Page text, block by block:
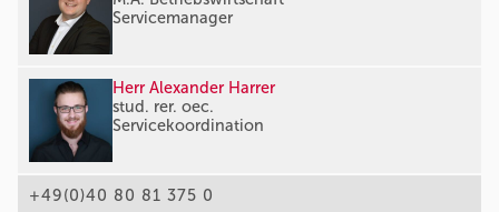
Servicemanager
Herr Alexander Harrer
stud. rer. oec.
Servicekoordination
+49(0)40 80 81 375 0